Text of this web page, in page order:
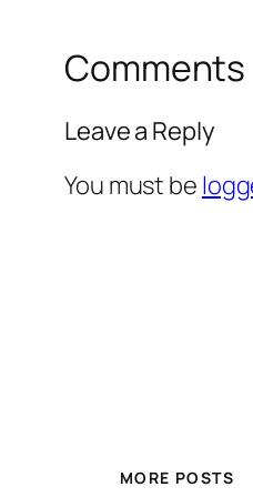
Comments
Leave a Reply
You must be
MORE POSTS